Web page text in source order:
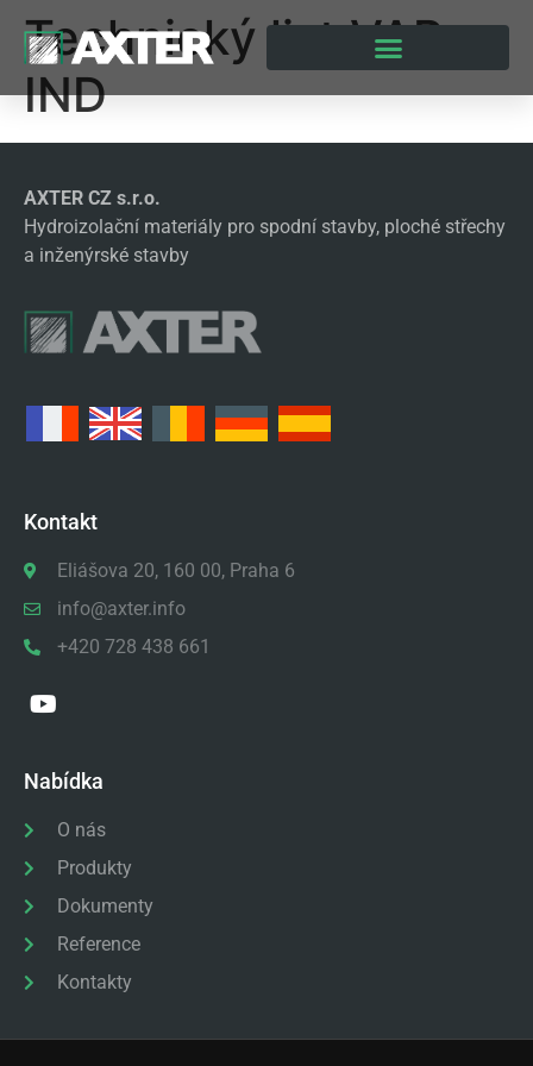
Technický list VAP
IND
AXTER CZ s.r.o.
Hydroizolační materiály pro spodní stavby, ploché střechy
a inženýrské stavby
Kontakt
Eliášova 20, 160 00, Praha 6
info@axter.info
+420 728 438 661
Nabídka
O nás
Produkty
Dokumenty
Reference
Kontakty